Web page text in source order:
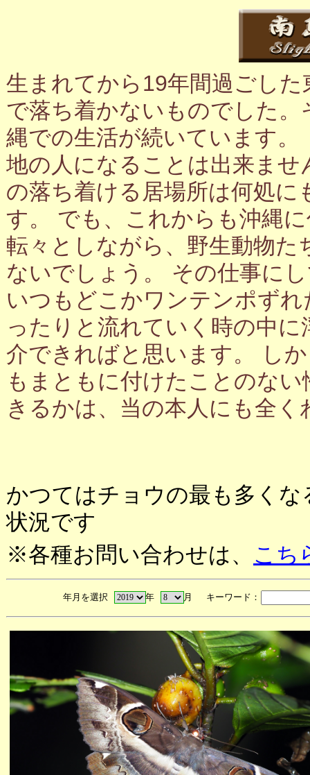
生まれてから19年間過ごし
で落ち着かないものでした
縄での生活が続いています
地の人になることは出来ま
の落ち着ける居場所は何処
す。 でも、これからも沖縄
転々としながら、野生動物
ないでしょう。 その仕事に
いつもどこかワンテンポず
ったりと流れていく時の中
介できればと思います。 し
もまともに付けたことのな
きるかは、当の本人にも全く
かつてはチョウの最も多く
状況です
※各種お問い合わせは、 こち
年月を選択 年 月 キーワード：